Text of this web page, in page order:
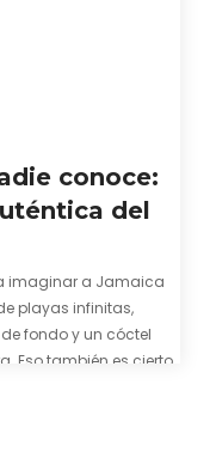
conoce:
del
imaginar a Jamaica
playas infinitas,
fondo y un cóctel
Eso también es cierto.